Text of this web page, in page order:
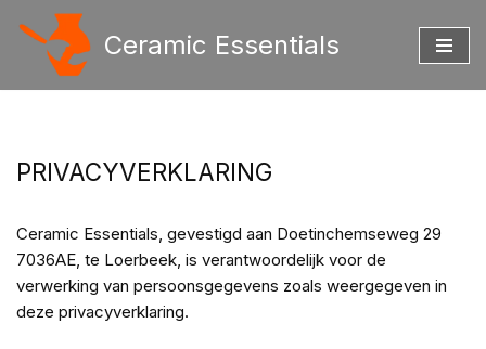
Ceramic Essentials
PRIVACYVERKLARING
Ceramic Essentials, gevestigd aan Doetinchemseweg 29
7036AE, te Loerbeek, is verantwoordelijk voor de
verwerking van persoonsgegevens zoals weergegeven in
deze privacyverklaring.